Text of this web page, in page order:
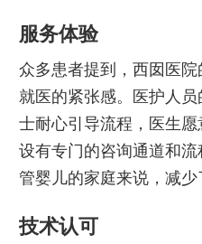
服务体验
众多患者提到，西囡医
就医的紧张感。医护人
士耐心引导流程，医生
设有专门的咨询通道和
管婴儿的家庭来说，减少
技术认可